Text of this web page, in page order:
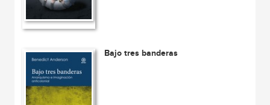
Bajo tres banderas